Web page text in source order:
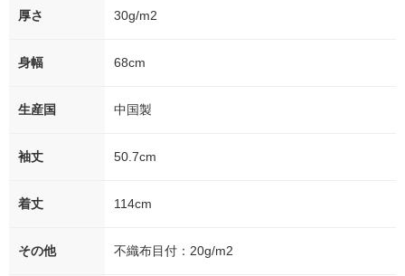
厚さ 30g/m2
身幅 68cm
生産国 中国製
袖丈 50.7cm
着丈 114cm
その他 不織布目付：20g/m2